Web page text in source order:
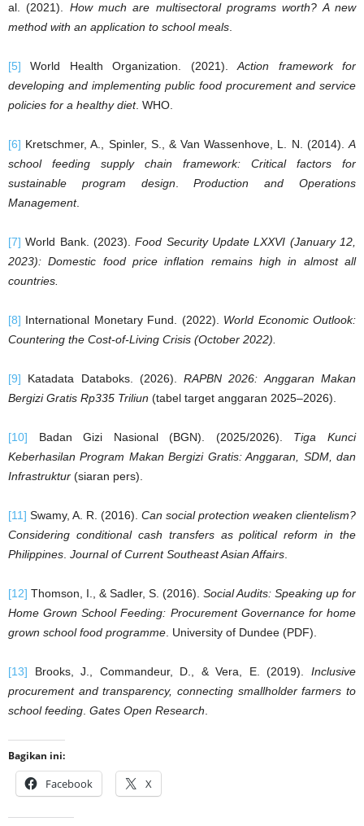
al. (2021). How much are multisectoral programs worth? A new
method with an application to school meals.
[5] World Health Organization. (2021).Action framework for
developing and implementing public food procurement and service
policies for a healthy diet. WHO.
[6] Kretschmer, A., Spinler, S., & Van Wassenhove, L. N. (2014).A
school feeding supply chain framework: Critical factors for
sustainable program design.Production and Operations
Management.
[7] World Bank. (2023).Food Security Update LXXVI (January 12,
2023): Domestic food price inflation remains high in almost all
countries.
[8] International Monetary Fund. (2022). World Economic Outlook:
Countering the Cost-of-Living Crisis (October 2022).
[9] Katadata Databoks. (2026).RAPBN 2026: Anggaran Makan
Bergizi Gratis Rp335 Triliun (tabel target anggaran 2025–2026).
[10] Badan Gizi Nasional (BGN). (2025/2026). Tiga Kunci
Keberhasilan Program Makan Bergizi Gratis: Anggaran, SDM, dan
Infrastruktur (siaran pers).
[11] Swamy, A. R. (2016). Can social protection weaken clientelism?
Considering conditional cash transfers as political reform in the
Philippines. Journal of Current Southeast Asian Affairs.
[12] Thomson, I., & Sadler, S. (2016). Social Audits: Speaking up for
Home Grown School Feeding: Procurement Governance for home
grown school food programme. University of Dundee (PDF).
[13] Brooks, J., Commandeur, D., & Vera, E. (2019). Inclusive
procurement and transparency, connecting smallholder farmers to
school feeding. Gates Open Research.
Bagikan ini:
Facebook X